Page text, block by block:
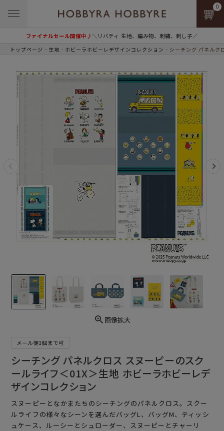
ファイナルセール開催中♪＼リバティ 生地、編み物、刺繍、刺し子／
0
トップページ 生地 ホビーラホビーレデザインコレクション シーチング パネルク
画像拡大
メール便1個まで可
シーチング パネルクロス スヌーピーのスク
ールライフ＜01X＞生地 ホビーラホビーレデ
ザインコレクション
スヌーピーとなかまたちのシーチングのパネルクロス。スクー
ルライフの様々なシーンを選んだバッグL、バッグM、ティッシ
ュケース、ルーシーとシュローダー、スヌーピーとチャーリ